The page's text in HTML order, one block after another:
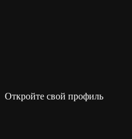
Откройте свой профиль